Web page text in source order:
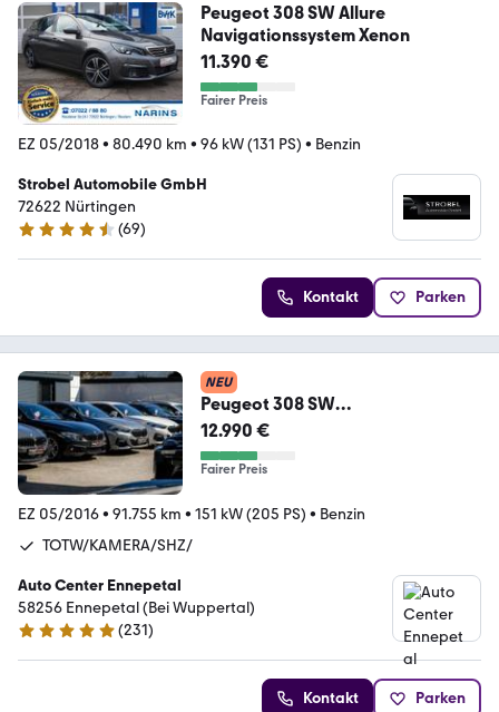
Peugeot 308 SW Allure
Navigationssystem Xenon
11.390 €
Fairer Preis
EZ 05/2018• 80.490 km • 96 kW (131 PS) • Benzin
Strobel Automobile GmbH
72622 Nürtingen
4.7 Sterne
(69)
Kontakt Parken
NEU
Peugeot 308 SW
GT*MATRIX*SHZ*NAVI*KAM*TOT
W*LEDER*1 HAND
12.990 €
Fairer Preis
EZ 05/2016• 91.755 km • 151 kW (205 PS) • Benzin
TOTW/KAMERA/SHZ/
Auto Center Ennepetal
58256 Ennepetal (Bei Wuppertal)
5 Sterne
(231)
Kontakt Parken